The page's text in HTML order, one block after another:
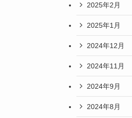
2025年2月
2025年1月
2024年12月
2024年11月
2024年9月
2024年8月